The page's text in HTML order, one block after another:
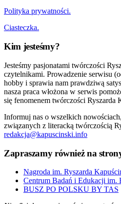
Polityka prywatności.
Ciasteczka.
Kim jesteśmy?
Jesteśmy pasjonatami twórczości
czytelnikami. Prowadzenie serwisu
hobby i sprawia nam prawdziwą
nasza praca włożona w serwis
się fenomenem twórczości Ryszarda
Informuj nas o wszelkich
związanych z literacką twórczością
redakcja@kapuscinski.info
Zapraszamy również na
Nagroda im. Ryszarda
Centrum Badań i Edukacji im.
BUSZ PO POLSKU BY TAS